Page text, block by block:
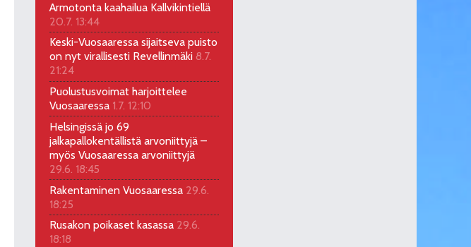
Armotonta kaahailua Kallvikintiellä
20.7. 13:44
Keski-Vuosaaressa sijaitseva puisto
on nyt virallisesti Revellinmäki 8.7.
21:24
Puolustusvoimat harjoittelee
Vuosaaressa 1.7. 12:10
Helsingissä jo 69
jalkapallokentällistä arvoniittyjä –
myös Vuosaaressa arvoniittyjä
29.6. 18:45
Rakentaminen Vuosaaressa 29.6.
18:25
Rusakon poikaset kasassa 29.6.
18:18